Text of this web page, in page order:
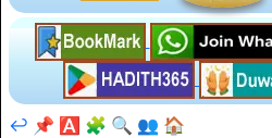
🏠
👥
🔍
🧩
🅰️
📌
↩️